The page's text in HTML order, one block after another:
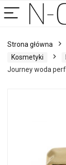
Strona główna
Kosmetyki
Journey woda